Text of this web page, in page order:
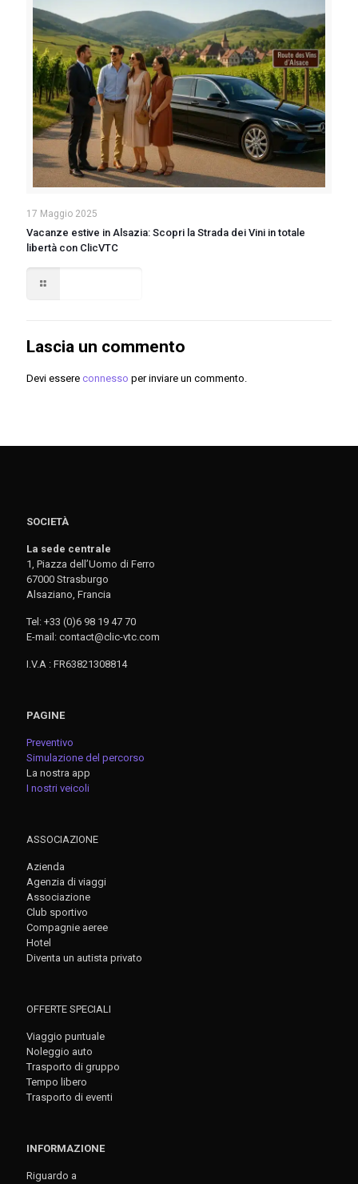
17 Maggio 2025
Vacanze estive in Alsazia: Scopri la Strada dei Vini in totale
libertà con ClicVTC
Lascia un commento
Devi essere connesso per inviare un commento.
SOCIETÀ
La sede centrale
1, Piazza dell’Uomo di Ferro
67000 Strasburgo
Alsaziano, Francia
Tel: +33 (0)6 98 19 47 70
E-mail: contact@clic-vtc.com
I.V.A : FR63821308814
PAGINE
Preventivo
Simulazione del percorso
La nostra app
I nostri veicoli
ASSOCIAZIONE
Azienda
Agenzia di viaggi
Associazione
Club sportivo
Compagnie aeree
Hotel
Diventa un autista privato
OFFERTE SPECIALI
Viaggio puntuale
Noleggio auto
Trasporto di gruppo
Tempo libero
Trasporto di eventi
INFORMAZIONE
Riguardo a